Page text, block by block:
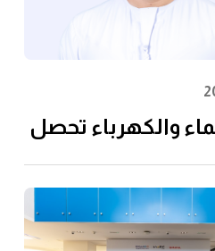
والكهرباء تحصل